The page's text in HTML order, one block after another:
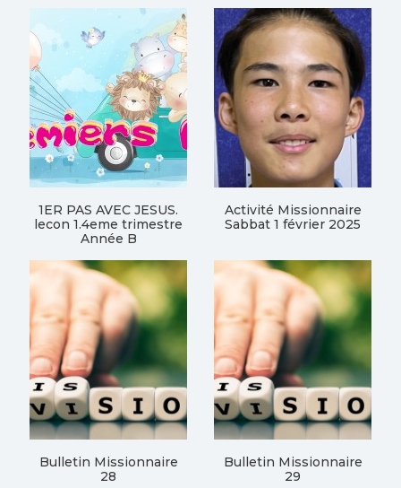
1ER PAS AVEC JESUS.
lecon 1.4eme trimestre
Année B
Activité Missionnaire
Sabbat 1 février 2025
Bulletin Missionnaire
28
Bulletin Missionnaire
29